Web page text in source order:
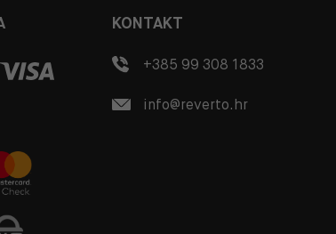
KONTAKT
+385 99 308 1833
info@reverto.hr